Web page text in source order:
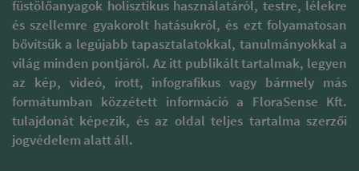
aurális védelmet alakít ki
bármelyik szentelt víz
alapú spray, mint az Aqua
Sacral vagy az Aqua
Florida.
Érdemes azonban azzal is
tisztában lennünk, hogy
mind a természetes
füstölőanyagok, mind az
illóolajak jelenléte és
titkos receptúrát követ,
melyben az ősi védikus
tanítások szerint
figyelembe veszik a Hold
fázisokat, a Nap és más
bolgyók pályáját, és más
ősi titkokat.
füstölőanyagok holisztikus használatáról, testre, lélekre
és szellemre gyakorolt hatásukról, és ezt folyamatosan
bővítsük a legújabb tapasztalatokkal, tanulmányokkal a
világ minden pontjáról. Az itt publikált tartalmak, legyen
az kép, videó, írott, infografikus vagy bármely más
formátumban közzétett információ a FloraSense Kft.
tulajdonát képezik, és az oldal teljes tartalma szerzői
jogvédelem alatt áll.